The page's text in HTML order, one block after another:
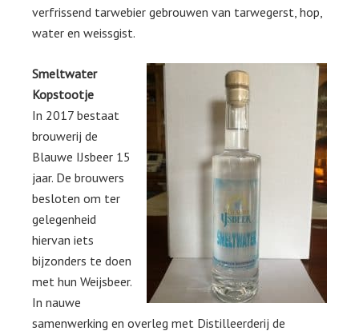
verfrissend tarwebier gebrouwen van tarwegerst, hop,
water en weissgist.
Smeltwater
Kopstootje
In 2017 bestaat
brouwerij de
Blauwe IJsbeer 15
jaar. De brouwers
besloten om ter
gelegenheid
hiervan iets
bijzonders te doen
met hun Weijsbeer.
In nauwe
samenwerking en overleg met Distilleerderij de